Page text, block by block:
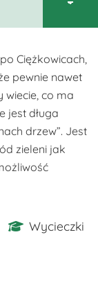
Ciężkowicach,
pewnie nawet
wiecie, co ma
jest długa
drzew”. Jest
zieleni jak
Wycieczki